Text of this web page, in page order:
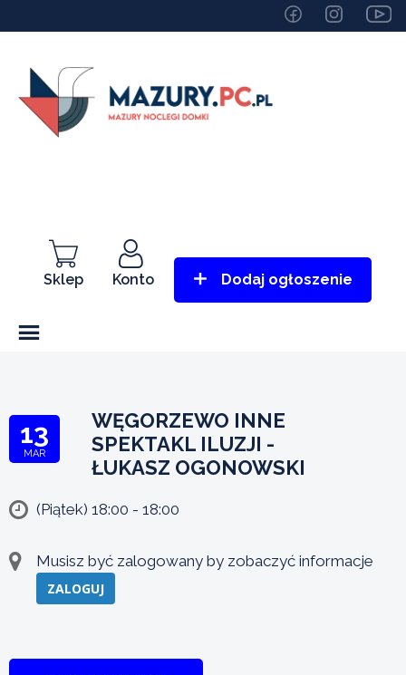
Sklep Konto Dodaj ogłoszenie
13
MAR
WĘGORZEWO INNE
SPEKTAKL ILUZJI -
ŁUKASZ OGONOWSKI
(Piątek) 18:00 - 18:00
Musisz być zalogowany by zobaczyć informacje
ZALOGUJ